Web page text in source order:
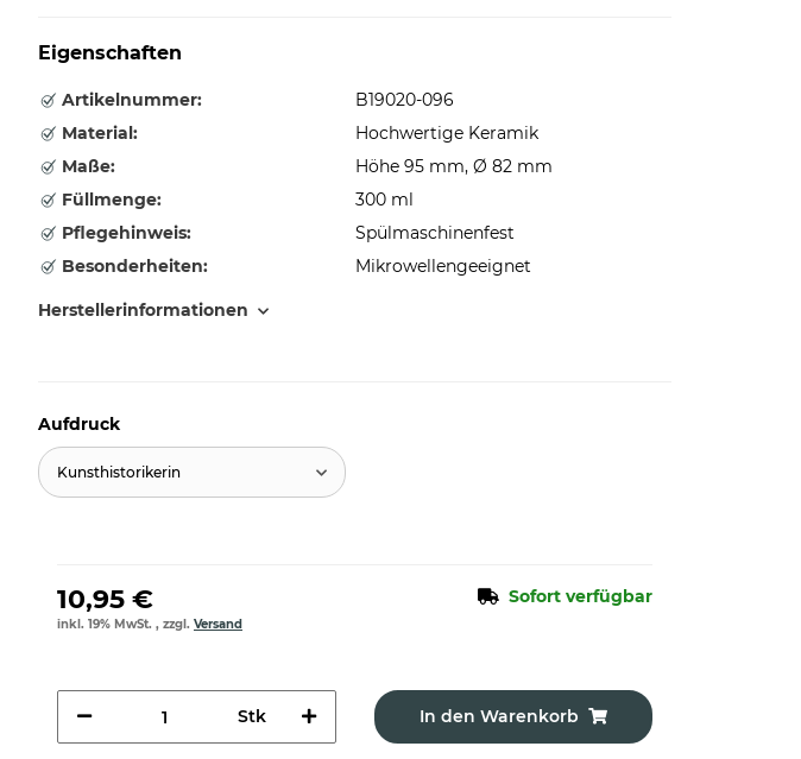
Eigenschaften
Artikelnummer:
B19020-096
Material:
Hochwertige Keramik
Maße:
Höhe 95 mm, Ø 82 mm
Füllmenge:
300 ml
Pflegehinweis:
Spülmaschinenfest
Besonderheiten:
Mikrowellengeeignet
Herstellerinformationen
Aufdruck
Kunsthistorikerin
10,95 € Sofort verfügbar
inkl. 19% MwSt. , zzgl. Versand
Stk In den Warenkorb